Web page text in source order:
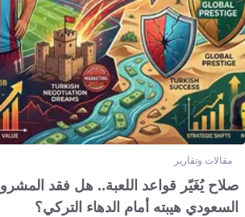
مقالات وتقارير
صلاح يُغَيّر قواعد اللعبة.. هل فقد
السعودي هيبته أمام الدهاء التركي؟